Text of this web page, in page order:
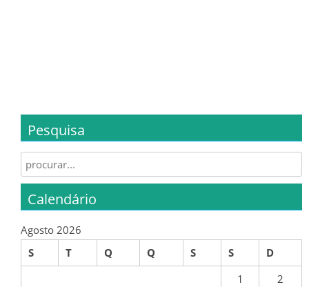
SUB 16 – JUVENIS
CLASSIFICAÇÃO
CALENDÁRIO
SUB 15 – INICIADOS
CLASSIFICAÇÕES
Pesquisa
Search for:
Calendário
Agosto 2026
S
T Q Q S S
D
1
2